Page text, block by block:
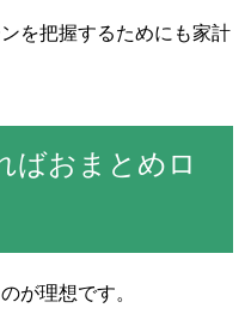
を把握するためにも家計
ばおまとめロ
が理想です。